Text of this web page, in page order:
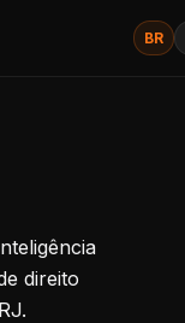
BR
direito